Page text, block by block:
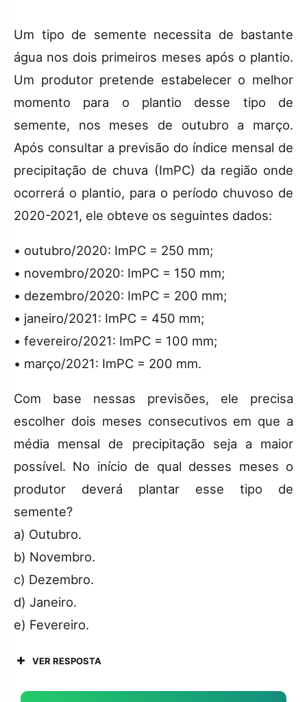
Um tipo de semente necessita de bastante
água nos dois primeiros meses após o plantio.
Um produtor pretende estabelecer o melhor
momento para o plantio desse tipo de
semente, nos meses de outubro a março.
Após consultar a previsão do índice mensal de
precipitação de chuva (ImPC) da região onde
ocorrerá o plantio, para o período chuvoso de
2020-2021, ele obteve os seguintes dados:
• outubro/2020: ImPC = 250 mm;
• novembro/2020: ImPC = 150 mm;
• dezembro/2020: ImPC = 200 mm;
• janeiro/2021: ImPC = 450 mm;
• fevereiro/2021: ImPC = 100 mm;
• março/2021: ImPC = 200 mm.
Com base nessas previsões, ele precisa
escolher dois meses consecutivos em que a
média mensal de precipitação seja a maior
possível. No início de qual desses meses o
produtor deverá plantar esse tipo de
semente?
a) Outubro.
b) Novembro.
c) Dezembro.
d) Janeiro.
e) Fevereiro.
VER RESPOSTA